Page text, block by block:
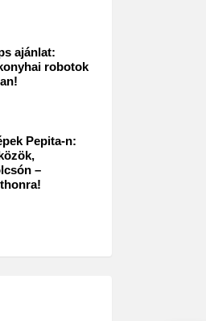
ajánlat:
robotok
Pepita-n:
–